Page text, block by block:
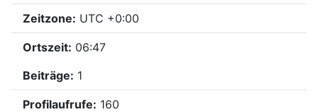
Zeitzone: UTC +0:00
Ortszeit: 06:47
Beiträge: 1
Profilaufrufe: 160